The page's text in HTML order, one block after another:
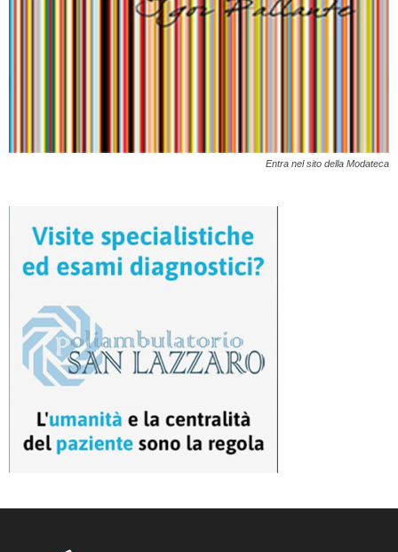
Entra nel sito della Modateca